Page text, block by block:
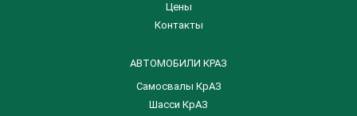
Цены
Контакты
АВТОМОБИЛИ КРАЗ
Самосвалы КрАЗ
Шасси КрАЗ